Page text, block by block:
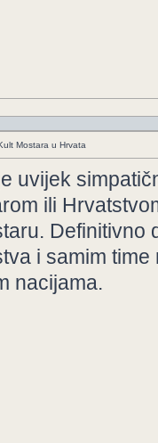
Mostara u Hrvata
uvijek
ili
Definitivno
i samim
nacijama.